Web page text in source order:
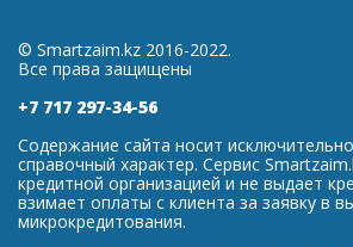
© Smartzaim.kz 2016-2022.
Все права защищены
+7 717 297-34-56
Содержание сайта носит
справочный характер. Сервис
кредитной организацией и не выдает
взимает оплаты с клиента за заявку в
микрокредитования.